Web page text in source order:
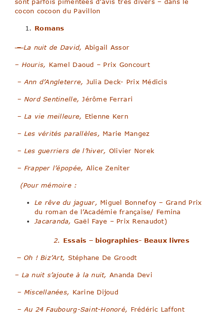
sont parfois pimentées d’avis très divers – dans le
cocon cocoon du Pavillon
Romans
–La nuit de David, Abigail Assor
– Houris, Kamel Daoud – Prix Goncourt
–Ann d’Angleterre, Julia Deck- Prix Médicis
– Nord Sentinelle,Jérôme Ferrari
– La vie meilleure, Etienne Kern
– Les vérités parallèles, Marie Mangez
– Les guerriers de l’hiver, Olivier Norek
– Frapper l’épopée, Alice Zeniter
(Pour mémoire :
Le rêve du jaguar, Miguel Bonnefoy – Grand Prix
du roman de l’Académie française/ Femina
Jacaranda, Gaël Faye – Prix Renaudot)
2. Essais – biographies- Beaux livres
– Oh ! Biz’Art, Stéphane De Groodt
– La nuit s’ajoute à la nuit, Ananda Devi
– Miscellanées, Karine Dijoud
– Au 24 Faubourg-Saint-Honoré, Frédéric Laffont